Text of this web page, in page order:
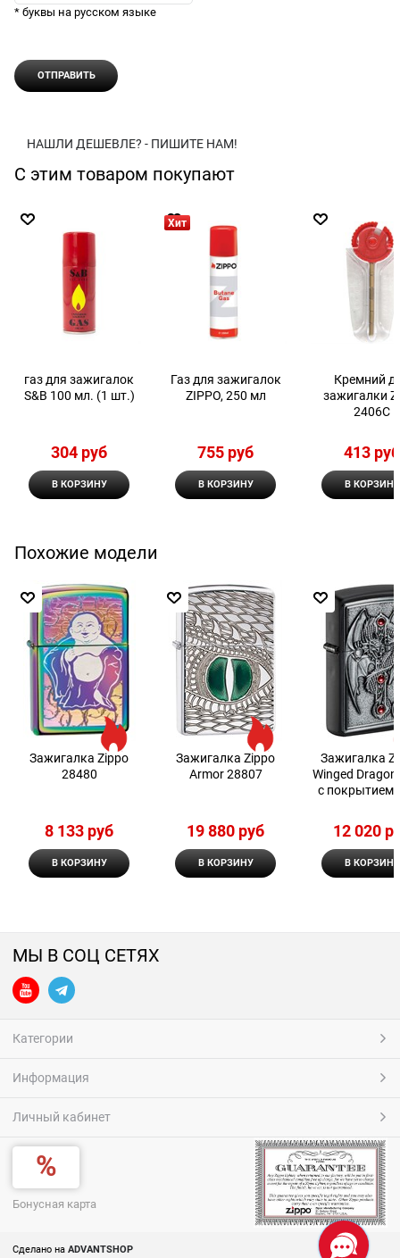
* буквы на русском языке
НАШЛИ ДЕШЕВЛЕ? - ПИШИТЕ НАМ!
С этим товаром покупают
газ для зажигалок
S&B 100 мл. (1 шт.)
304 руб
В КОРЗИНУ
Хит
Газ для зажигалок
ZIPPO, 250 мл
755 руб
В КОРЗИНУ
Кремний
зажигалки
2406С
413 руб
В КОРЗИНУ
Похожие модели
Зажигалка Zippo
28480
8 133 руб
В КОРЗИНУ
Зажигалка Zippo
Armor 28807
19 880 руб
В КОРЗИНУ
Зажигалка
Winged Dragon
с покрытием
12 020
В КОРЗИНУ
МЫ В СОЦ СЕТЯХ
Категории
Информация
Личный кабинет
Бонусная карта
Сделано на ADVANTSHOP